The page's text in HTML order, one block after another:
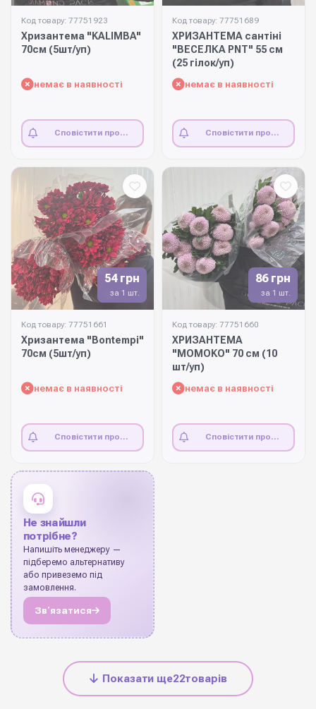
Код товару: 77751923
Хризантема "KALIMBA"
70см (5шт/уп)
немає в наявності
Сповістити про
Код товару: 77751689
ХРИЗАНТЕМА сантіні
"ВЕСЕЛКА PNT" 55 см
(25 гілок/уп)
немає в наявності
Сповістити про
54 грн
за 1 шт.
Код товару: 77751661
Хризантема "Bontempi"
70см (5шт/уп)
немає в наявності
Сповістити про
86 грн
за 1 шт.
Код товару: 77751660
ХРИЗАНТЕМА
"MOMOKO" 70 см (10
шт/уп)
немає в наявності
Сповістити про
Не знайшли
потрібне?
Напишіть менеджеру —
підберемо альтернативу
або привеземо під
замовлення.
Звʼязатися
Показати ще22товарів